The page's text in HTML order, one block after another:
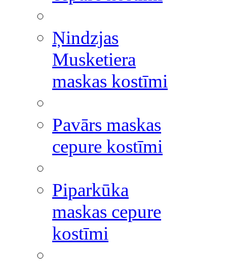
Ņindzjas
Musketiera
maskas kostīmi
Pavārs maskas
cepure kostīmi
Piparkūka
maskas cepure
kostīmi